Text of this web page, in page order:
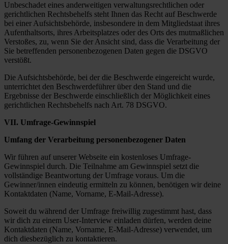
Unbeschadet eines anderweitigen verwaltungsrechtlichen oder
gerichtlichen Rechtsbehelfs steht Ihnen das Recht auf Beschwerde
bei einer Aufsichtsbehörde, insbesondere in dem Mitgliedstaat ihres
Aufenthaltsorts, ihres Arbeitsplatzes oder des Orts des mutmaßlichen
Verstoßes, zu, wenn Sie der Ansicht sind, dass die Verarbeitung der
Sie betreffenden personenbezogenen Daten gegen die DSGVO
verstößt.
Die Aufsichtsbehörde, bei der die Beschwerde eingereicht wurde,
unterrichtet den Beschwerdeführer über den Stand und die
Ergebnisse der Beschwerde einschließlich der Möglichkeit eines
gerichtlichen Rechtsbehelfs nach Art. 78 DSGVO.
VII. Umfrage-Gewinnspiel
Umfang der Verarbeitung personenbezogener Daten
Wir führen auf unserer Webseite ein kostenloses Umfrage-
Gewinnspiel durch. Die Teilnahme am Gewinnspiel setzt die
vollständige Beantwortung der Umfrage voraus. Um die
Gewinner/innen eindeutig ermitteln zu können, benötigen wir deine
Kontaktdaten (Name, Vorname, E-Mail-Adresse).
Soweit du während der Umfrage freiwillig zugestimmt hast, dass
wir dich zu einem User-Interview einladen dürfen, werden deine
Kontaktdaten (Name, Vorname, E-Mail-Adresse) verwendet, um
dich diesbezüglich zu kontaktieren.